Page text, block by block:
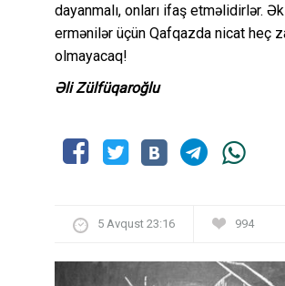
dayanmalı, onları ifaş etməlidirlər.
ermənilər üçün Qafqazda nicat heç
olmayacaq!
Əli Zülfüqaroğlu
5 Avqust 23:16 994